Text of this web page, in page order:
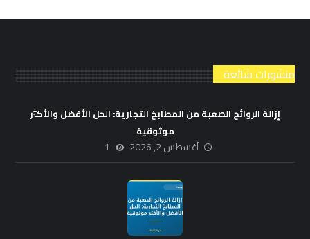
منشورات شائعة
إزالة الروائح الصعبة من المطابخ التجارية: الحل الأفضل والأكثر
موثوقية
أغسطس 2, 2026 1